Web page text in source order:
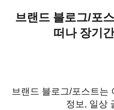
브랜드 블로그/포
떠나 장기
브랜드 블로그/포스트는
정보, 일상